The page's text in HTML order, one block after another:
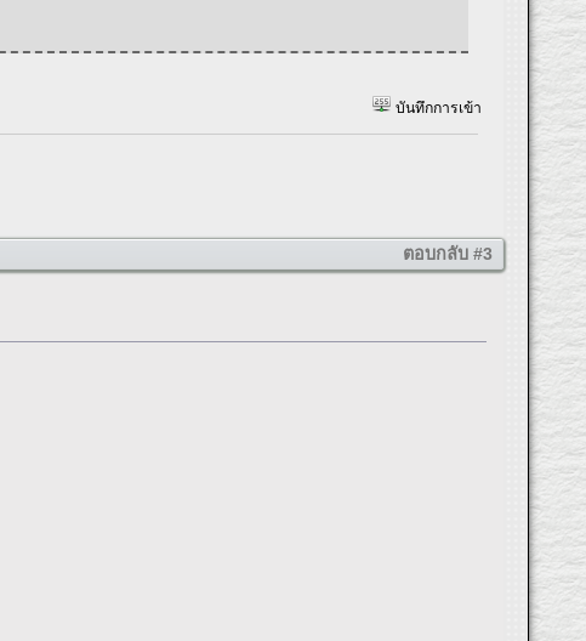
บันทึกการเข้า
ตอบกลับ #3